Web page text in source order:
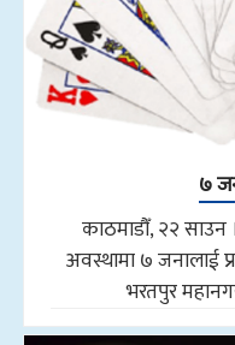
७
काठमाडौँ, २२
अवस्थामा ७ जनालाई
भरतपुर